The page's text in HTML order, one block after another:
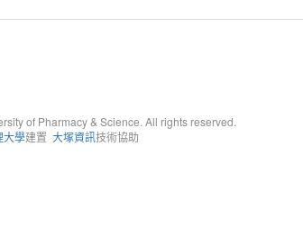
of Pharmacy & Science. All rights reserved.
大學建置 大塚資訊技術協助